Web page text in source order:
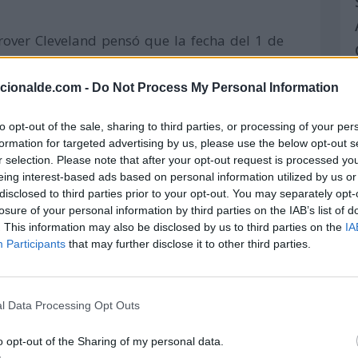
- Do Not Process My Personal Information
opt-out of the sale, sharing to third parties, or processing of your
for targeted advertising by us, please use the below opt-out
selection. Please note that after your opt-out request is processed
interest-based ads based on personal information utilized by us
to third parties prior to your opt-out. You may separately
of your personal information by third parties on the IAB’s list of
This information may also be disclosed by us to third parties on the
Participants that may further disclose it to other third parties.
Data Processing Opt Outs
opt-out of the Sharing of my personal data.
Cleveland pensó que la fecha del 1 de
para desórdenes sociales. Por ello en
como el Día del Trabajo en EEUU.
fecha distinta al resto de los países del
Históricas
Día Internacional o Mundial?
cumplen años hoy